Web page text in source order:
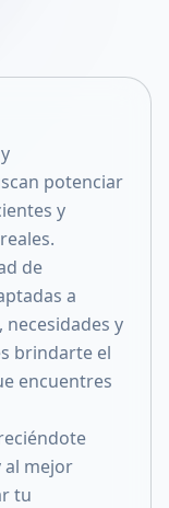
potenciar
y
de
a
y
brindarte el
encuentres
al mejor
tu